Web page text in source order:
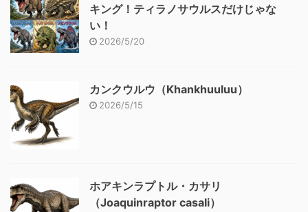
キング！ティラノサウルスだけじゃな
い！
2026/5/20
カンクウルウ（Khankhuuluu）
2026/5/15
ホアキンラプトル・カサリ
（Joaquinraptor casali）